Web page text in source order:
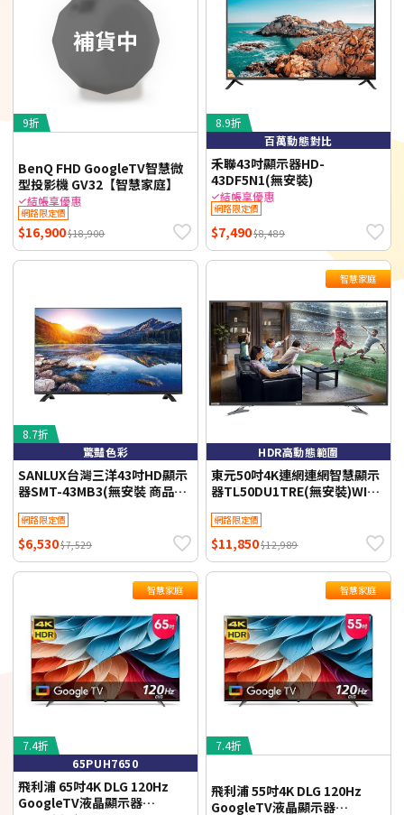
9折
BenQ FHD GoogleTV智慧微
型投影機 GV32【智慧家庭】
結帳享優惠
網路限定價
$16,900$18,900
8.9折
百萬動態對比
禾聯43吋顯示器HD-
43DF5N1(無安裝)
結帳享優惠
網路限定價
$7,490$8,489
8.7折
驚豔色彩
SANLUX台灣三洋43吋HD顯示
器SMT-43MB3(無安裝 商品純
網路限定價
$6,530$7,529
智慧家庭
HDR高動態範圍
東元50吋4K連網連網智慧顯示
器TL50DU1TRE(無安裝)WIFI
網路限定價
$11,850$12,989
7.4折
智慧家庭
65PUH7650
飛利浦 65吋4K DLG 120Hz
GoogleTV液晶顯示器
7.4折
智慧家庭
飛利浦 55吋4K DLG 120Hz
GoogleTV液晶顯示器